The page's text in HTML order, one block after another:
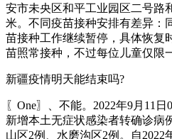
安市未央区和平工业园区二号路
米。不同疫苗接种安排有差异：
苗接种工作继续暂停，具体恢复
苗照常接种，不过每位儿童仅限
新疆疫情明天能结束吗?
〖One〗、不能。2022年9月11
新增本土无症状感染者转确诊病
山区2例、水磨沟区2例。自2022